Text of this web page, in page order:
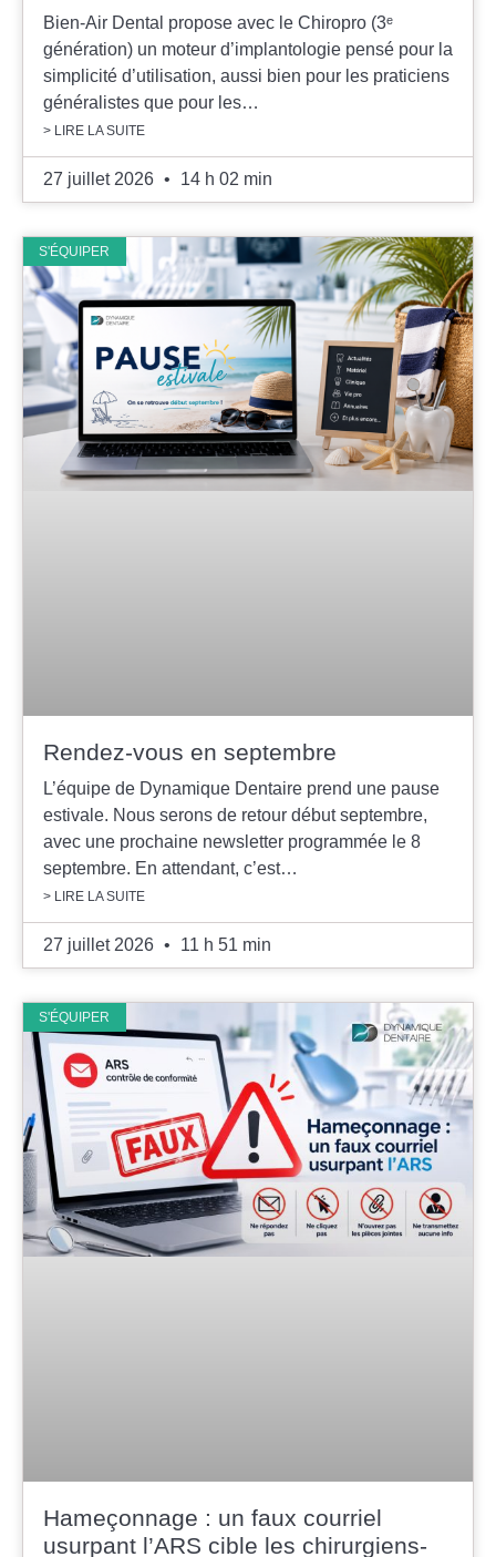
Bien-Air Dental propose avec le Chiropro (3ᵉ
génération) un moteur d’implantologie pensé pour la
simplicité d’utilisation, aussi bien pour les praticiens
généralistes que pour les…
> LIRE LA SUITE
27 juillet 2026 14 h 02 min
S'ÉQUIPER
Rendez-vous en septembre
L’équipe de Dynamique Dentaire prend une pause
estivale. Nous serons de retour début septembre,
avec une prochaine newsletter programmée le 8
septembre. En attendant, c’est…
> LIRE LA SUITE
27 juillet 2026 11 h 51 min
S'ÉQUIPER
Hameçonnage : un faux courriel
usurpant l’ARS cible les chirurgiens-